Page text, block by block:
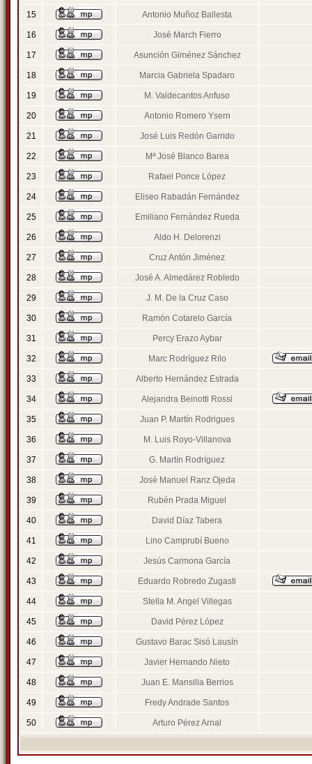
15 Antonio Muñoz Ballesta
16 José March Fierro
17 Asunción Giménez Sánchez
18 Marcia Gabriela Spadaro
19 M. Valdecantos Anfuso
20 Antonio Romero Ysern
21 José Luis Redón Garrido
22 Mª José Blanco Barea
23 Rafael Ponce López
24 Eliseo Rabadán Fernández
25 Emiliano Fernández Rueda
26 Aldo H. Delorenzi
27 Cruz Antón Jiménez
28 José A. Almedárez Robledo
29 J. M. De la Cruz Caso
30 Ramón Cotarelo García
31 Percy Erazo Aybar
32 Marc Rodríguez Rilo
33 Alberto Hernández Estrada
34 Alejandra Beinotti Rossi
35 Juan P. Martín Rodrigues
36 M. Luis Royo-Villanova
37 G. Martín Rodríguez
38 José Manuel Ranz Ojeda
39 Rubén Prada Miguel
40 David Díaz Tabera
41 Lino Camprubí Bueno
42 Jesús Carmona García
43 Eduardo Robredo Zugasti
44 Stella M. Angel Villegas
45 David Pérez López
46 Gustavo Barac Sisó Lausín
47 Javier Hernando Nieto
48 Juan E. Mansilla Berrios
49 Fredy Andrade Santos
50 Arturo Pérez Arnal